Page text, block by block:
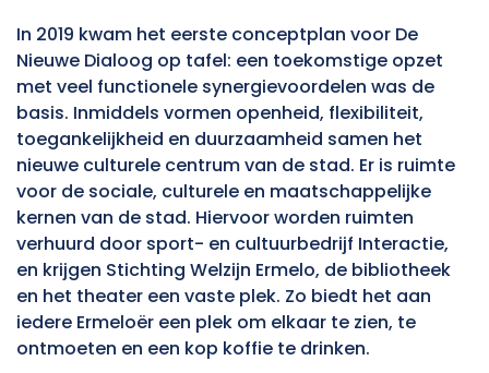
In 2019 kwam het eerste conceptplan voor De
Nieuwe Dialoog op tafel: een toekomstige opzet
met veel functionele synergievoordelen was de
basis. Inmiddels vormen openheid, flexibiliteit,
toegankelijkheid en duurzaamheid samen het
nieuwe culturele centrum van de stad. Er is ruimte
voor de sociale, culturele en maatschappelijke
kernen van de stad. Hiervoor worden ruimten
verhuurd door sport- en cultuurbedrijf Interactie,
en krijgen Stichting Welzijn Ermelo, de bibliotheek
en het theater een vaste plek. Zo biedt het aan
iedere Ermeloër een plek om elkaar te zien, te
ontmoeten en een kop koffie te drinken.